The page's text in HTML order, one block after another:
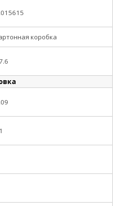
коробка